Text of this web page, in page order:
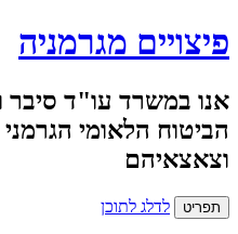
פיצויים מגרמניה
אנו במשרד עו"ד סיבר
הביטוח הלאומי
וצאצאיהם
תפריט לדלג לתוכן